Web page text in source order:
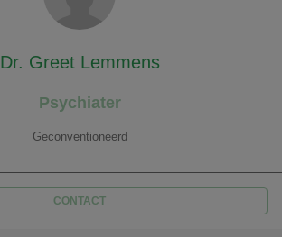
Dr. Greet Lemmens
Psychiater
Geconventioneerd
CONTACT